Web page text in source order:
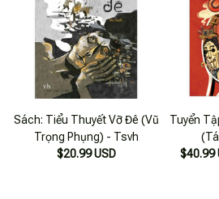
Sách: Tiểu Thuyết Vỡ Đê (Vũ
Trọng Phụng) - Tsvh
$20.99 USD
Tuyển
$40.99